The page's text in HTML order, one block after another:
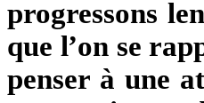
progressons
que l’on se
penser à une